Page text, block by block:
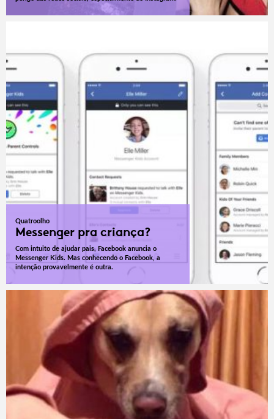
Quatroolho
Messenger pra criança?
Com intuito de ajudar pais, Facebook anuncia o
Messenger Kids. Mas conhecendo o Facebook, a
intenção provavelmente é outra.